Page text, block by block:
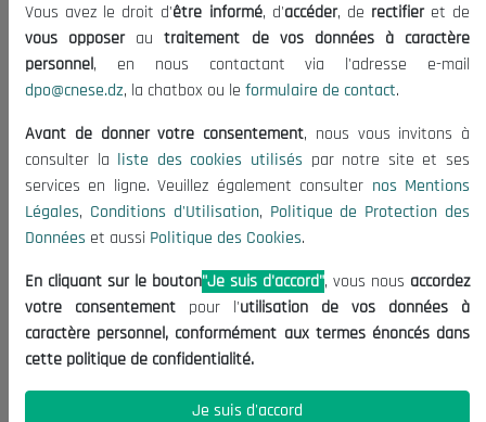
Informations utiles
Appels d'offres et Consultations
Mentions Légales
Conditions d'Utilisation
Politique de Protection des Données
Politique des Cookies
Nous Contacter
(+213) 021 98 01 00|01|02
contact@cnese.dz
Suggestions ou Initiatives ?
Newsletter
dernières nouvelles.
Vous avez le droit d'être informé, d'accéder, de rectifieret de
vous opposerautraitement de vos données à caractère
personnel, en nous contactant via l'adresse e-mail
dpo@cnese.dz, la chatbox ou le formulaire de contact.
Avant de donner votre consentement, nous vous invitons à
consulter la liste des cookies utilisés par notre site et ses
services en ligne. Veuillez également consulter nos Mentions
Légales, Conditions d'Utilisation, Politique de Protection des
Données et aussi Politique des Cookies.
En cliquant sur le bouton"Je suis d'accord", vous nous accordez
votre consentement pour l'utilisation de vos données à
caractère personnel, conformément aux termes énoncés dans
cette politique de confidentialité.
Je suis d'accord